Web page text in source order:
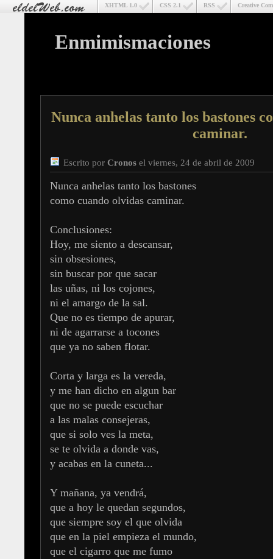
Creative
RSS
CSS 2.1
XHTML 1.0
Enmimismaciones
Nunca anhelas tanto los bastones
caminar.
Escrito por Cronos el viernes, 24 de abril de 2009
Nunca anhelas tanto los bastones
como cuando olvidas caminar.
Conclusiones:
Hoy, me siento a descansar,
sin obsesiones,
sin buscar por que sacar
las uñas, ni los cojones,
ni el amargo de la sal.
Que no es tiempo de apurar,
ni de agarrarse a tocones
que ya no saben flotar.
Corta y larga es la vereda,
y me han dicho en algun bar
que no se puede escuchar
a las malas consejeras,
que si solo ves la meta,
se te olvida a donde vas,
y acabas en la cuneta...
Y mañana, ya vendrá,
que a hoy le quedan segundos,
que siempre soy el que olvida
que en la piel empieza el mundo,
que el cigarro que me fumo